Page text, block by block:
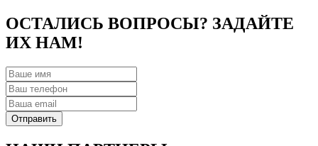
ОСТАЛИСЬ ВОПРОСЫ? ЗАДАЙТЕ
ИХ НАМ!